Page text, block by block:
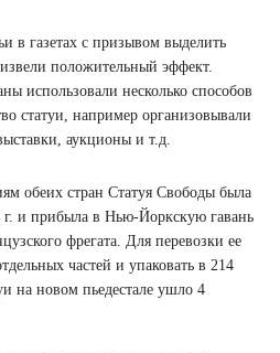
в газетах с призывом выделить
положительный эффект.
использовали несколько способов
статуи, например организовывали
аукционы и т.д.
обеих стран Статуя Свободы была
г. и прибыла в Нью-Йоркскую гавань
фрегата. Для перевозки ее
частей и упаковать в 214
на новом пьедестале ушло 4